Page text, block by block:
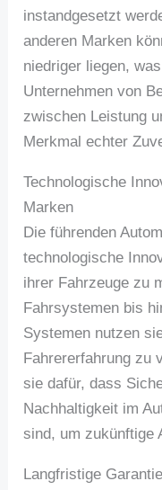
instandgesetzt
anderen Marken
niedriger liegen,
Unternehmen von
zwischen Leistung
Merkmal echter
Technologische
Marken
Die führenden
technologische
ihrer Fahrzeuge zu
Fahrsystemen bis
Systemen nutzen
Fahrererfahrung zu
sie dafür, dass
Nachhaltigkeit im
sind, um zukünftige
Langfristige